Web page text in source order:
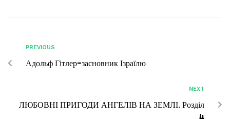
PREVIOUS
Адольф Гітлер-засновник Ізраїлю
NEXT
ЛЮБОВНІ ПРИГОДИ АНГЕЛІВ НА ЗЕМЛІ. Розділ
4